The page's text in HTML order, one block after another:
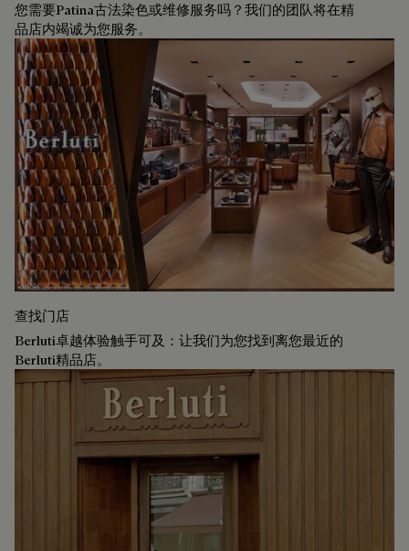
您需要Patina古法染色或维修服务吗？我们的团队将在精
品店内竭诚为您服务。
查找门店
Berluti卓越体验触手可及：让我们为您找到离您最近的
Berluti精品店。